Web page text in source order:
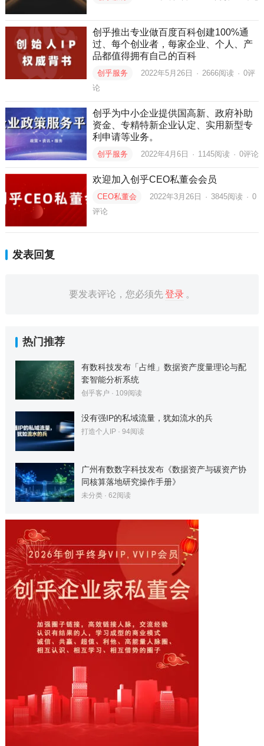
创乎推出专业做百度百科创建100%通
过、每个创业者，每家企业、个人、产
品都值得拥有自己的百科
创乎服务 2022年5月26日 · 2666阅读 · 0评
论
创乎为中小企业提供国高新、政府补助
资金、专精特新企业认定、实用新型专
利申请等业务。
创乎服务 2022年4月6日 · 1145阅读 · 0评论
欢迎加入创乎CEO私董会会员
CEO私董会 2022年3月26日 · 3845阅读 · 0
评论
发表回复
要发表评论，您必须先登录 。
热门推荐
有数科技发布「占维」数据资产度量理论与配
套智能分析系统
创乎客户 · 109阅读
没有强IP的私域流量，犹如流水的兵
打造个人IP· 94阅读
广州有数数字科技发布《数据资产与碳资产协
同核算落地研究操作手册》
未分类· 62阅读